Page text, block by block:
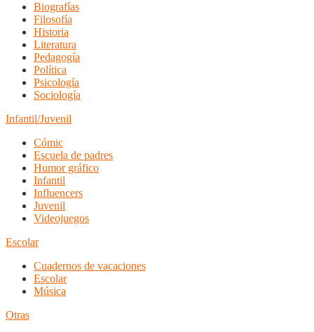
Biografías
Filosofía
Historia
Literatura
Pedagogía
Política
Psicología
Sociología
Infantil/Juvenil
Cómic
Escuela de padres
Humor gráfico
Infantil
Influencers
Juvenil
Videojuegos
Escolar
Cuadernos de vacaciones
Escolar
Música
Otras